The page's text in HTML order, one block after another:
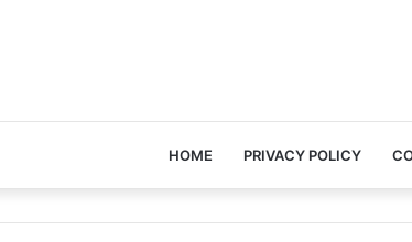
HOME PRIVACY POLICY